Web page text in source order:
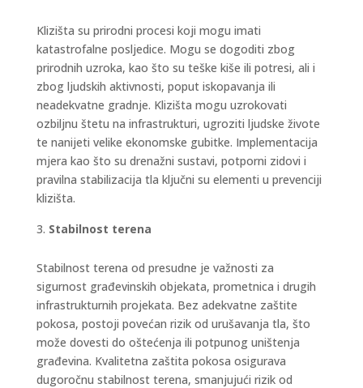
Klizišta su prirodni procesi koji mogu imati
katastrofalne posljedice. Mogu se dogoditi zbog
prirodnih uzroka, kao što su teške kiše ili potresi, ali i
zbog ljudskih aktivnosti, poput iskopavanja ili
neadekvatne gradnje. Klizišta mogu uzrokovati
ozbiljnu štetu na infrastrukturi, ugroziti ljudske živote
te nanijeti velike ekonomske gubitke. Implementacija
mjera kao što su drenažni sustavi, potporni zidovi i
pravilna stabilizacija tla ključni su elementi u prevenciji
klizišta.
Stabilnost terena
Stabilnost terena od presudne je važnosti za
sigurnost građevinskih objekata, prometnica i drugih
infrastrukturnih projekata. Bez adekvatne zaštite
pokosa, postoji povećan rizik od urušavanja tla, što
može dovesti do oštećenja ili potpunog uništenja
građevina. Kvalitetna zaštita pokosa osigurava
dugoročnu stabilnost terena, smanjujući rizik od